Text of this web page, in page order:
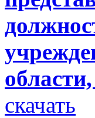
скачать